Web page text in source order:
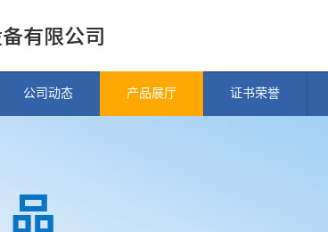
公司动态 产品展厅 证书荣誉